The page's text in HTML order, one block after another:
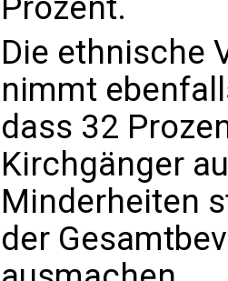
Die ethnische
nimmt
dass 32
Kirchgänger
Minderheiten
der